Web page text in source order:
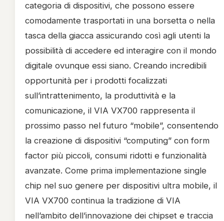
categoria di dispositivi, che possono essere
comodamente trasportati in una borsetta o nella
tasca della giacca assicurando così agli utenti la
possibilità di accedere ed interagire con il mondo
digitale ovunque essi siano. Creando incredibili
opportunità per i prodotti focalizzati
sull’intrattenimento, la produttività e la
comunicazione, il VIA VX700 rappresenta il
prossimo passo nel futuro “mobile”, consentendo
la creazione di dispositivi “computing” con form
factor più piccoli, consumi ridotti e funzionalità
avanzate. Come prima implementazione single
chip nel suo genere per dispositivi ultra mobile, il
VIA VX700 continua la tradizione di VIA
nell’ambito dell’innovazione dei chipset e traccia